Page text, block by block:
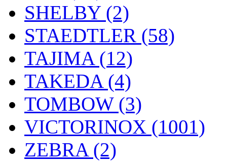
SHELBY (2)
STAEDTLER (58)
TAJIMA (12)
TAKEDA (4)
TOMBOW (3)
VICTORINOX (1001)
ZEBRA (2)